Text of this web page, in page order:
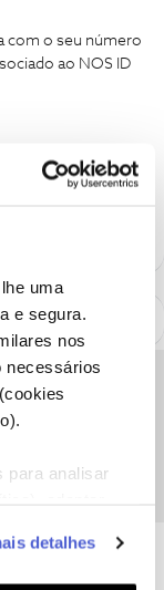
uma
e segura.
nos
necessários
para analisar
e
interesses
detalhes
com o seu número
ao NOS ID
Marque